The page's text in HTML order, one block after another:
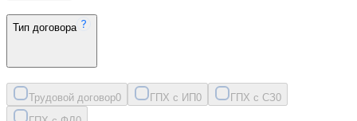
Тип договора
Трудовой договор0 ГПХ с ИП0 ГПХ с СЗ0